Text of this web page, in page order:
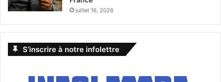
juillet 16, 2026
S’inscrire à notre infolettre